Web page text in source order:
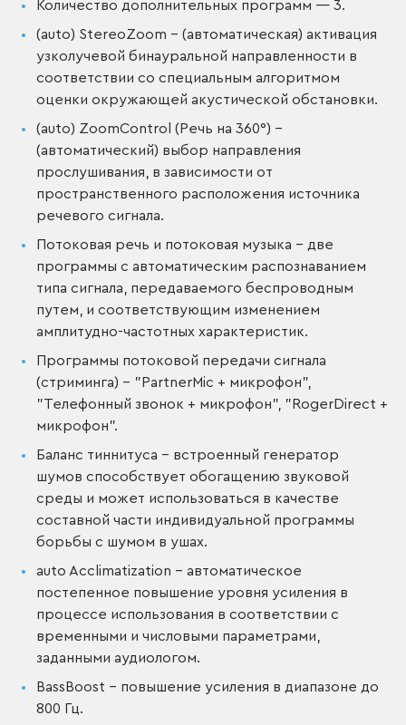
Количество дополнительных программ — 3.
(auto) StereoZoom – (автоматическая) активация
узколучевой бинауральной направленности в
соответствии со специальным алгоритмом
оценки окружающей акустической обстановки.
(auto) ZoomControl (Речь на 360°) –
(автоматический) выбор направления
прослушивания, в зависимости от
пространственного расположения источника
речевого сигнала.
Потоковая речь и потоковая музыка – две
программы с автоматическим распознаванием
типа сигнала, передаваемого беспроводным
путем, и соответствующим изменением
амплитудно-частотных характеристик.
Программы потоковой передачи сигнала
(стриминга) – "PartnerMic + микрофон",
"Телефонный звонок + микрофон", "RogerDirect +
микрофон".
Баланс тиннитуса – встроенный генератор
шумов способствует обогащению звуковой
среды и может использоваться в качестве
составной части индивидуальной программы
борьбы с шумом в ушах.
auto Acclimatization – автоматическое
постепенное повышение уровня усиления в
процессе использования в соответствии с
временными и числовыми параметрами,
заданными аудиологом.
BassBoost – повышение усиления в диапазоне до
800 Гц.